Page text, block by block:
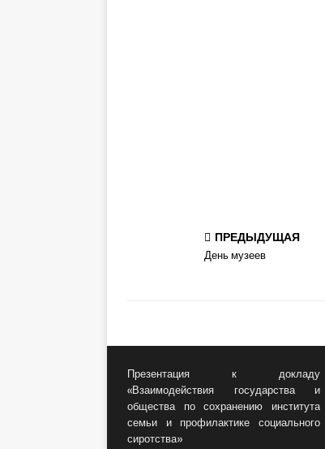
ПРЕДЫДУЩАЯ
День музеев
Презентация к докладу
«Взаимодействия государства и
общества по сохранению института
семьи и профилактике социального
сиротства»